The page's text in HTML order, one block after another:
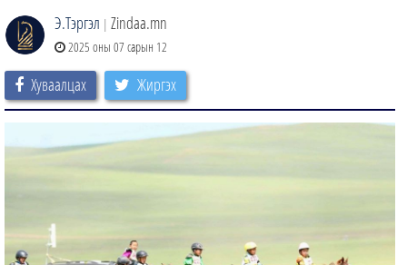
Э.Тэргэл | Zindaa.mn
2025 оны 07 сарын 12
Хуваалцах Жиргэх